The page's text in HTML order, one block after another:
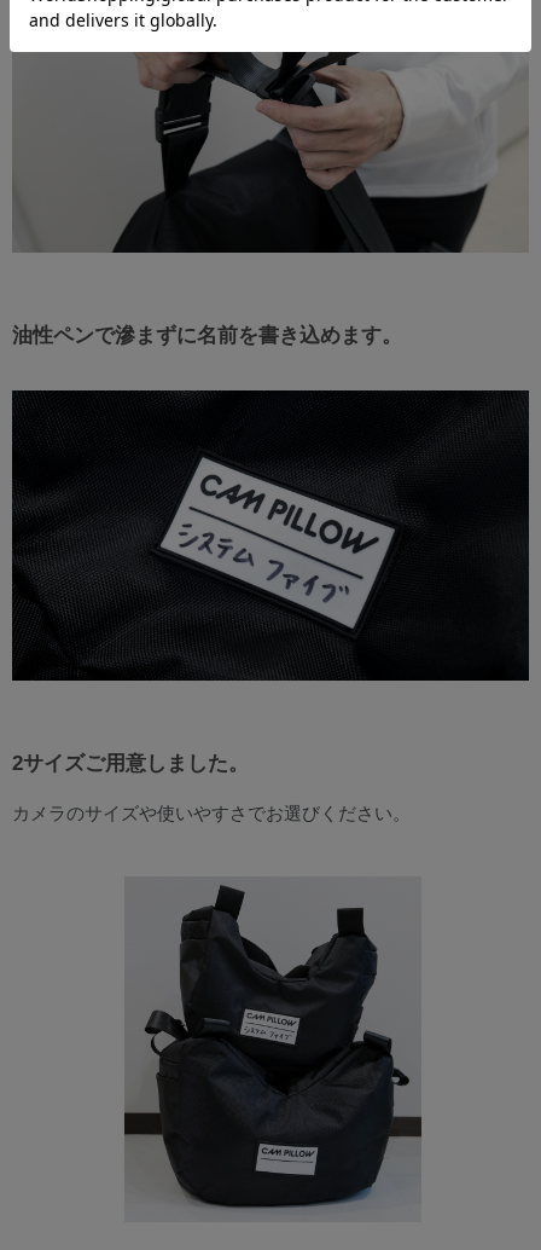
油性ペンで滲まずに名前を書き込めます。
2サイズご用意しました。
カメラのサイズや使いやすさでお選びください。